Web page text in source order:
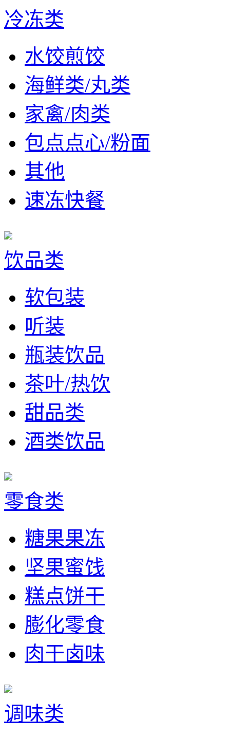
冷冻类
水饺煎饺
海鲜类/丸类
家禽/肉类
包点点心/粉面
其他
速冻快餐
饮品类
软包装
听装
瓶装饮品
茶叶/热饮
甜品类
酒类饮品
零食类
糖果果冻
坚果蜜饯
糕点饼干
膨化零食
肉干卤味
调味类